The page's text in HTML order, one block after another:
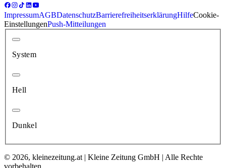
ImpressumAGBDatenschutzBarrierefreiheitserklärungHilfeCookie-
EinstellungenPush-Mitteilungen
System
Hell
Dunkel
© 2026, kleinezeitung.at | Kleine Zeitung GmbH | Alle Rechte